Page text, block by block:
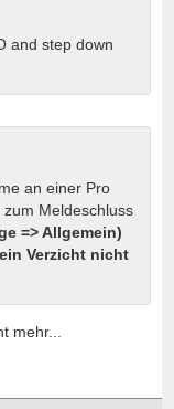
and step down
an einer Pro
Meldeschluss
=> Allgemein)
Verzicht nicht
mehr...